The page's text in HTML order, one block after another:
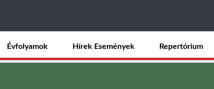
tartalomra
Évfolyamok Hírek Események Repertórium